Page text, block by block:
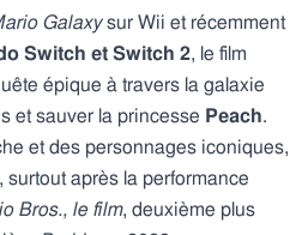
Galaxysur Wii et récemment
Switch et Switch 2, le film
épique à travers la galaxie
et sauver la princesse Peach.
et des personnages iconiques,
surtout après la performance
Bros., le film, deuxième plus